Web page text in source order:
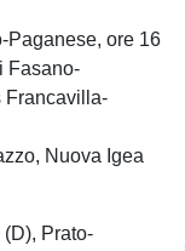
Paganese, ore 16
Fasano-
Francavilla-
Nuova Igea
Prato-